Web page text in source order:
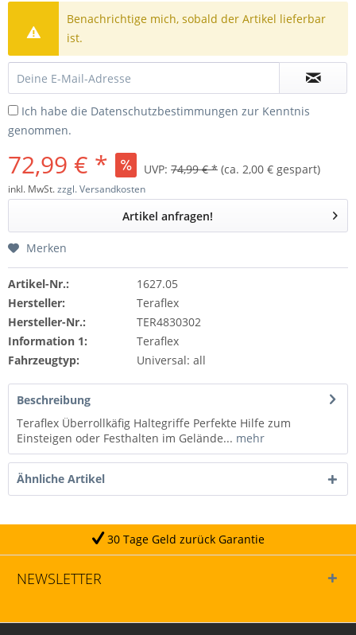
Benachrichtige mich, sobald der Artikel lieferbar
ist.
Ich habe die Datenschutzbestimmungen zur Kenntnis
genommen.
72,99 € * UVP: 74,99 € * (ca. 2,00 € gespart)
inkl. MwSt.zzgl. Versandkosten
Artikel anfragen!
Merken
Artikel-Nr.:
1627.05
Hersteller:
Teraflex
Hersteller-Nr.:
TER4830302
Information 1:
Teraflex
Fahrzeugtyp:
Universal: all
Beschreibung
Teraflex Überrollkäfig Haltegriffe Perfekte Hilfe zum
Einsteigen oder Festhalten im Gelände... mehr
Ähnliche Artikel
30 Tage Geld zurück Garantie
NEWSLETTER